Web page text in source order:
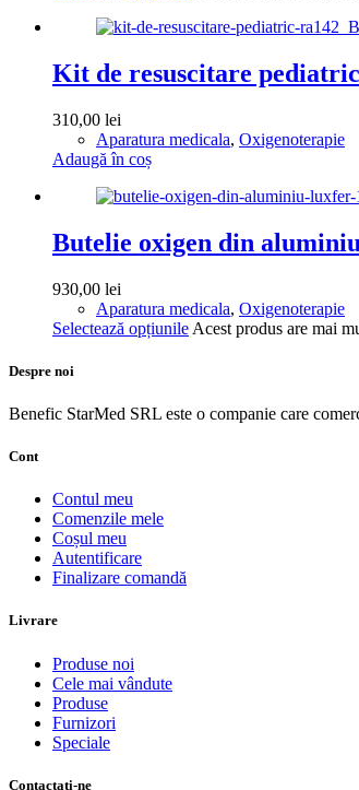
Kit de resuscitare
310,00 lei
Aparatura medicala, Oxigenoterapie
Adaugă în coș
Butelie oxigen din
930,00 lei
Aparatura medicala, Oxigenoterapie
Selectează opțiunile Acest produs are mai
Despre noi
Benefic StarMed SRL este o companie care
Cont
Contul meu
Comenzile mele
Coșul meu
Autentificare
Finalizare comandă
Livrare
Produse noi
Cele mai vândute
Produse
Furnizori
Speciale
Contactați-ne